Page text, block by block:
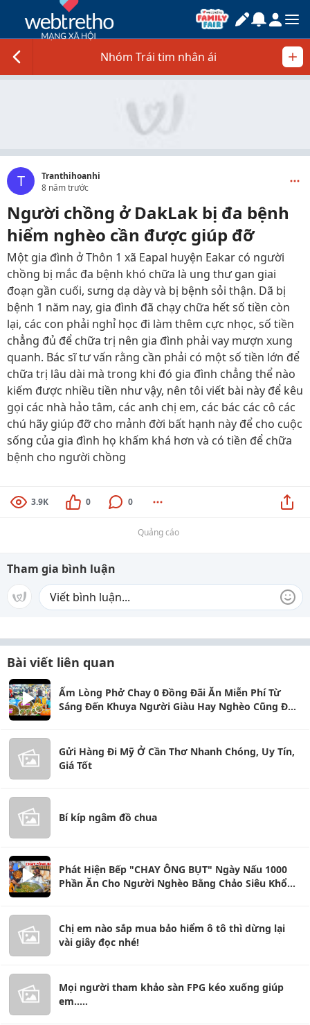
Nhóm Trái tim nhân ái
T
Tranthihoanhi
8 năm trước
Người chồng ở DakLak bị đa bệnh
hiểm nghèo cần được giúp đỡ
Một gia đình ở Thôn 1 xã Eapal huyện Eakar có người
chồng bị mắc đa bệnh khó chữa là ung thư gan giai
đoạn gần cuối, sưng dạ dày và bị bệnh sỏi thận. Dã bị
bệnh 1 năm nay, gia đình đã chạy chữa hết số tiền còn
lại, các con phải nghỉ học đi làm thêm cực nhọc, số tiền
chẳng đủ để chữa trị nên gia đình phải vay mượn xung
quanh. Bác sĩ tư vấn rằng cần phải có một số tiền lớn để
chữa trị lâu dài mà trong khi đó gia đình chẳng thể nào
kiếm được nhiều tiền như vậy, nên tôi viết bài này để kêu
gọi các nhà hảo tâm, các anh chị em, các bác các cô các
chú hãy giúp đỡ cho mảnh đời bất hạnh này để cho cuộc
sống của gia đình họ khấm khá hơn và có tiền để chữa
bệnh cho người chồng
3.9K 0 0
Quảng cáo
Tham gia bình luận
Bài viết liên quan
Ấm Lòng Phở Chay 0 Đồng Đãi Ăn Miễn Phí Từ
Sáng Đến Khuya Người Giàu Hay Nghèo Cũng Đều
Gửi Hàng Đi Mỹ Ở Cần Thơ Nhanh Chóng, Uy Tín,
Giá Tốt
Bí kíp ngâm đồ chua
Phát Hiện Bếp "CHAY ÔNG BỤT" Ngày Nấu 1000
Phần Ăn Cho Người Nghèo Bằng Chảo Siêu Khổng
Chị em nào sắp mua bảo hiểm ô tô thì dừng lại
vài giây đọc nhé!
Mọi người tham khảo sàn FPG kéo xuống giúp
em.....